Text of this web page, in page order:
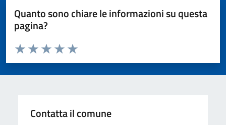
Quanto sono chiare le informazioni su questa
pagina?
Valuta da 1 a 5 stelle la pagina
Valuta 5 stelle su 5
Valuta 4 stelle su 5
Valuta 3 stelle su 5
Valuta 2 stelle su 5
Valuta 1 stelle su 5
Contatta il comune